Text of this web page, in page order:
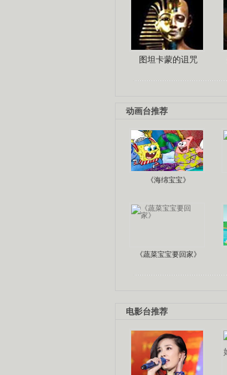
图坦卡蒙的诅咒
动画台推荐
《海绵宝宝》
《蔬菜宝宝要回家》
电影台推荐